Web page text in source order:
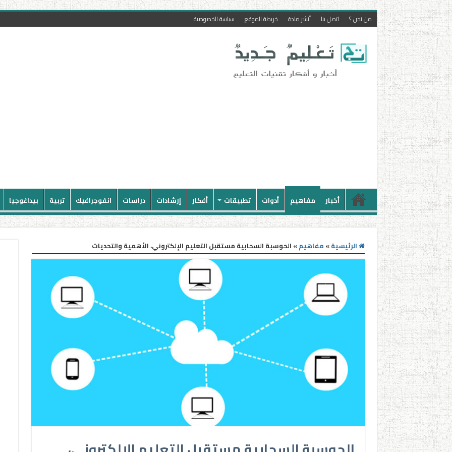
من نحن ؟ اتصل بنا أنشر مادة خريطة الموقع سياسة الخصوصية
أخبار مفاهيم أدوات تطبيقات أفكار إرشادات دراسات انفوجرافيك تربية بيداغوجيا
الرئيسية» مفاهيم» الحوسبة السحابية مستقبل التعليم الإلكتروني، الأهمية والتحديات